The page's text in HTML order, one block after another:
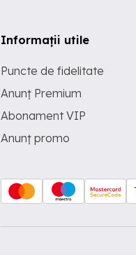
Informații utile
Puncte de fidelitate
Anunț Premium
Abonament VIP
Anunț promo